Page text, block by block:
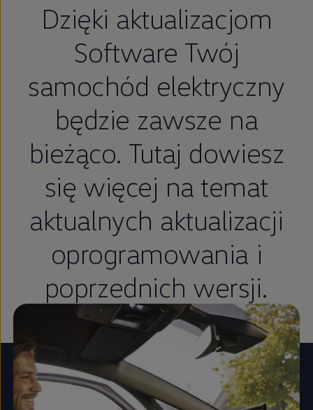
Dzięki aktualizacjom
Software Twój
samochód elektryczny
będzie zawsze na
bieżąco. Tutaj dowiesz
się więcej na temat
aktualnych aktualizacji
oprogramowania i
poprzednich wersji.